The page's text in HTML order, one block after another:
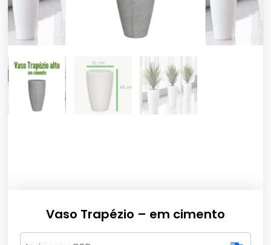
Vaso Trapézio – em cimento